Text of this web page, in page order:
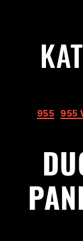
955 955